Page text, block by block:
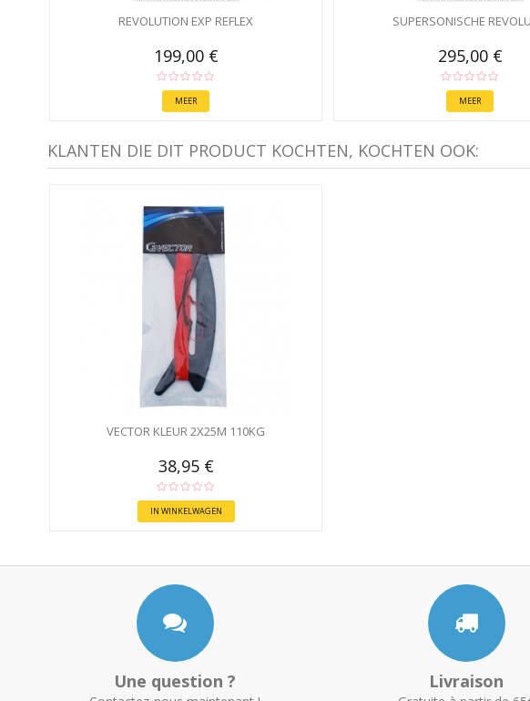
REVOLUTION EXP REFLEX
199,00 €
MEER
SUPERSONISCHE
295,00 €
MEER
KLANTEN DIE DIT PRODUCT KOCHTEN, KOCHTEN OOK:
VECTOR KLEUR 2X25M 110KG
38,95 €
IN WINKELWAGEN
Une question ? Livraison